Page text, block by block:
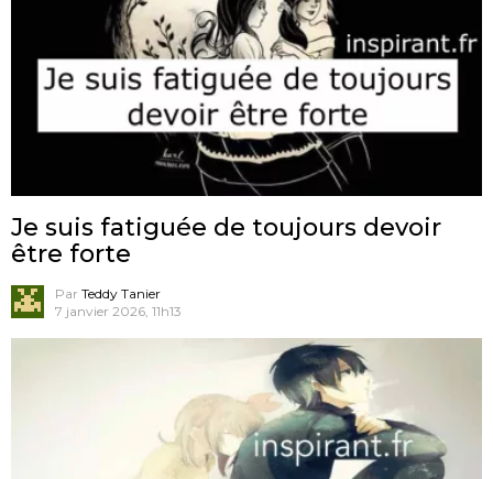
Je suis fatiguée de toujours devoir
être forte
Par Teddy Tanier
7 janvier 2026, 11h13